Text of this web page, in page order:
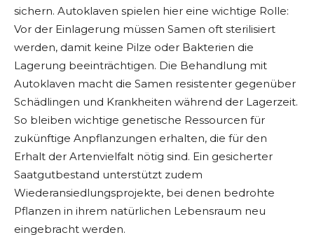
sichern. Autoklaven spielen hier eine wichtige Rolle:
Vor der Einlagerung müssen Samen oft sterilisiert
werden, damit keine Pilze oder Bakterien die
Lagerung beeinträchtigen. Die Behandlung mit
Autoklaven macht die Samen resistenter gegenüber
Schädlingen und Krankheiten während der Lagerzeit.
So bleiben wichtige genetische Ressourcen für
zukünftige Anpflanzungen erhalten, die für den
Erhalt der Artenvielfalt nötig sind. Ein gesicherter
Saatgutbestand unterstützt zudem
Wiederansiedlungsprojekte, bei denen bedrohte
Pflanzen in ihrem natürlichen Lebensraum neu
eingebracht werden.